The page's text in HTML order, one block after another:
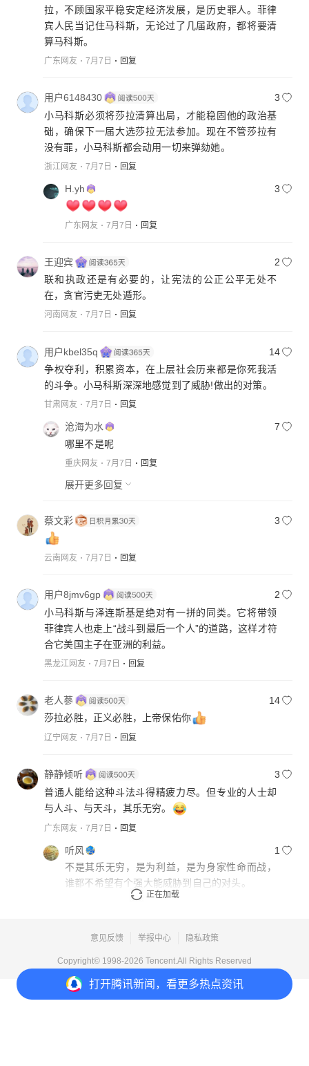
打开腾讯新闻，看更多热点资讯
拉，不顾国家平稳安定经济发展，是历史罪人。菲律
宾人民当记住马科斯，无论过了几届政府，都将要清
算马科斯。
广东网友 7月7日 回复
用户6148430
3
小马科斯必须将莎拉清算出局，才能稳固他的政治基
础，确保下一届大选莎拉无法参加。现在不管莎拉有
没有罪，小马科斯都会动用一切来弹劾她。
浙江网友 7月7日 回复
H.yh 3
广东网友 7月7日 回复
王迎宾
2
联和执政还是有必要的，让宪法的公正公平无处不
在，贪官污吏无处遁形。
河南网友 7月7日 回复
用户kbel35q
14
争权夺利，积累资本，在上层社会历来都是你死我活
的斗争。小马科斯深深地感觉到了威胁!做出的对策。
甘肃网友 7月7日 回复
沧海为水
7
哪里不是呢
重庆网友 7月7日 回复
展开更多回复
蔡文彩 3
云南网友 7月7日 回复
用户8jmv6gp
2
小马科斯与泽连斯基是绝对有一拼的同类。它将带领
菲律宾人也走上“战斗到最后一个人”的道路，这样才符
合它美国主子在亚洲的利益。
黑龙江网友 7月7日 回复
老人蔘
14
莎拉必胜，正义必胜，上帝保佑你
辽宁网友 7月7日 回复
静静倾听
3
普通人能给这种斗法斗得精疲力尽。但专业的人士却
与人斗、与天斗，其乐无穷。
广东网友 7月7日 回复
听风
1
不是其乐无穷，是为利益，是为身家性命而战，
谁都不希望有个强大能威胁到自己的对头。
回复
正在加载
意见反馈 举报中心 隐私政策
Copyright© 1998-2026 Tencent.All Rights Reserved